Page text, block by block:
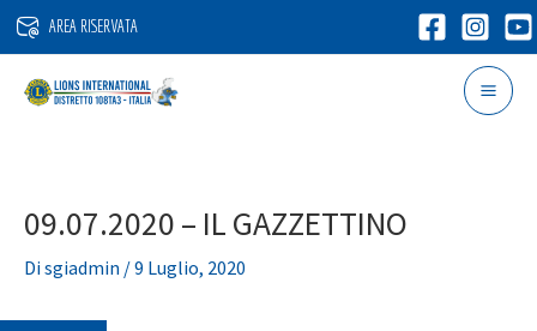
Vai
contenuto
AREA RISERVATA
09.07.2020 – IL GAZZETTINO
Disgiadmin /9 Luglio, 2020